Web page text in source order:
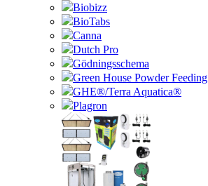
Biobizz
BioTabs
Canna
Dutch Pro
Gödningsschema
Green House Powder Feeding
GHE®/Terra Aquatica®
Plagron